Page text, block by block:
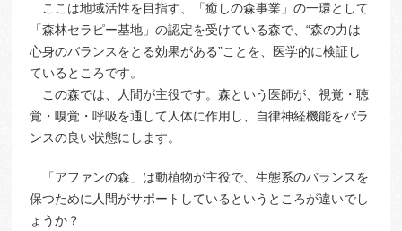
ここは地域活性を目指す、「癒しの森事業」の一環として
「森林セラピー基地」の認定を受けている森で、“森の力は
心身のバランスをとる効果がある”ことを、医学的に検証し
ているところです。
この森では、人間が主役です。森という医師が、視覚・聴
覚・嗅覚・呼吸を通して人体に作用し、自律神経機能をバラ
ンスの良い状態にします。
「アファンの森」は動植物が主役で、生態系のバランスを
保つために人間がサポートしているというところが違いでし
ょうか？